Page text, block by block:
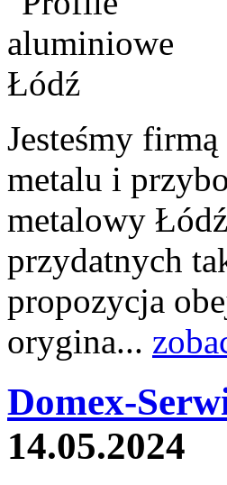
Jesteśmy
metalu i
metalowy
przydatnych
propozycja
orygina...
Domex-
14.05.2024